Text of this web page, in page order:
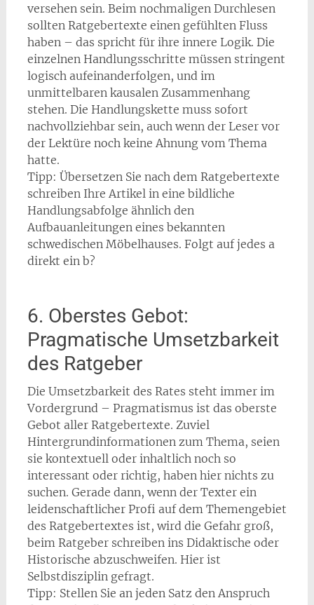
versehen sein. Beim nochmaligen Durchlesen
sollten Ratgebertexte einen gefühlten Fluss
haben – das spricht für ihre innere Logik. Die
einzelnen Handlungsschritte müssen stringent
logisch aufeinanderfolgen, und im
unmittelbaren kausalen Zusammenhang
stehen. Die Handlungskette muss sofort
nachvollziehbar sein, auch wenn der Leser vor
der Lektüre noch keine Ahnung vom Thema
hatte.
Tipp: Übersetzen Sie nach dem Ratgebertexte
schreiben Ihre Artikel in eine bildliche
Handlungsabfolge ähnlich den
Aufbauanleitungen eines bekannten
schwedischen Möbelhauses. Folgt auf jedes a
direkt ein b?
6. Oberstes Gebot:
Pragmatische Umsetzbarkeit
des Ratgeber
Die Umsetzbarkeit des Rates steht immer im
Vordergrund – Pragmatismus ist das oberste
Gebot aller Ratgebertexte. Zuviel
Hintergrundinformationen zum Thema, seien
sie kontextuell oder inhaltlich noch so
interessant oder richtig, haben hier nichts zu
suchen. Gerade dann, wenn der Texter ein
leidenschaftlicher Profi auf dem Themengebiet
des Ratgebertextes ist, wird die Gefahr groß,
beim Ratgeber schreiben ins Didaktische oder
Historische abzuschweifen. Hier ist
Selbstdisziplin gefragt.
Tipp: Stellen Sie an jeden Satz den Anspruch